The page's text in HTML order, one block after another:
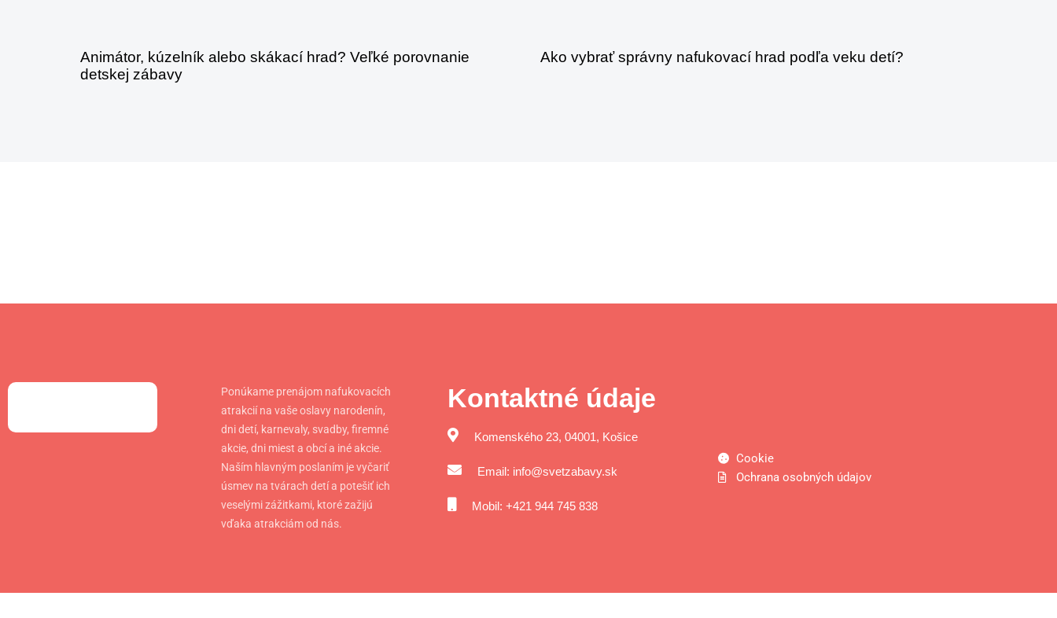
Animátor, kúzelník alebo skákací hrad? Veľké porovnanie
detskej zábavy
Ako vybrať správny nafukovací hrad podľa veku detí?
Ponúkame prenájom nafukovacích
atrakcií na vaše oslavy narodenín,
dni detí, karnevaly, svadby, firemné
akcie, dni miest a obcí a iné akcie.
Naším hlavným poslaním je vyčariť
úsmev na tvárach detí a potešiť ich
veselými zážitkami, ktoré zažijú
vďaka atrakciám od nás.
Kontaktné údaje
Komenského 23, 04001, Košice
Email: info@svetzabavy.sk
Mobil: +421 944 745 838
Cookie
Ochrana osobných údajov